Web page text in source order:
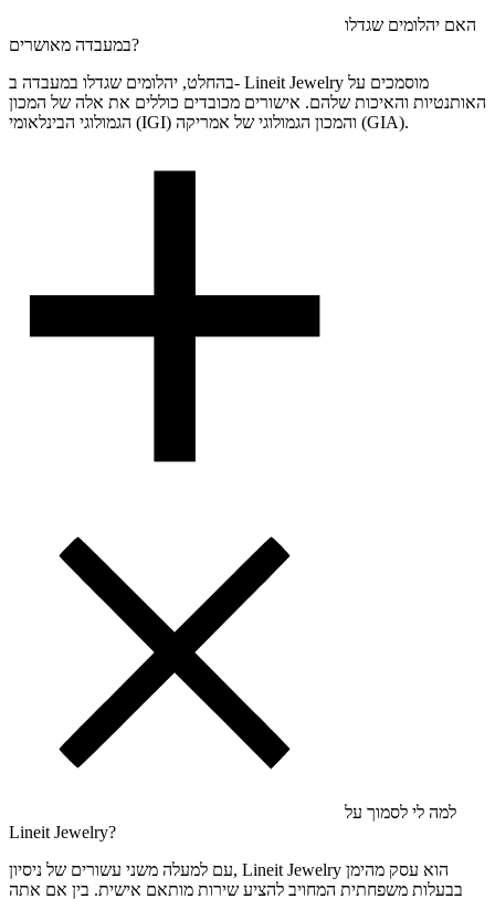
האם יהלומים שגדלו
במעבדה מאושרים?
בהחלט, יהלומים שגדלו במעבדה ב- Lineit Jewelry מוסמכים על
האותנטיות והאיכות שלהם. אישורים מכובדים כוללים את אלה של המכון
הגמולוגי הבינלאומי (IGI) והמכון הגמולוגי של אמריקה (GIA).
למה לי לסמוך על
Lineit Jewelry?
עם למעלה משני עשורים של ניסיון, Lineit Jewelry הוא עסק מהימן
בבעלות משפחתית המחויב להציע שירות מותאם אישית. בין אם אתה